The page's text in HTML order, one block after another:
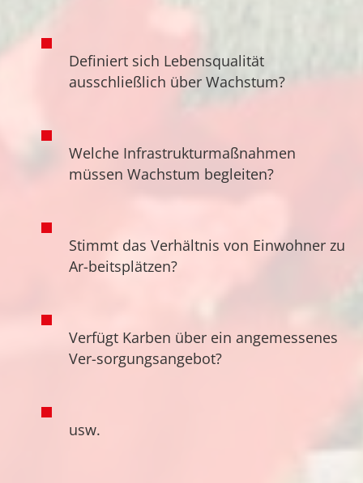
Definiert sich Lebensqualität
ausschließlich über Wachstum?
Welche Infrastrukturmaßnahmen
müssen Wachstum begleiten?
Stimmt das Verhältnis von Einwohner zu
Ar-beitsplätzen?
Verfügt Karben über ein angemessenes
Ver-sorgungsangebot?
usw.